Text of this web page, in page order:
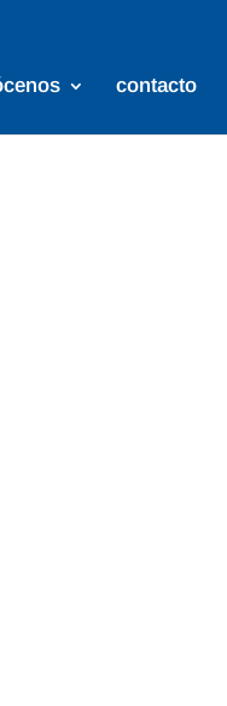
contacto